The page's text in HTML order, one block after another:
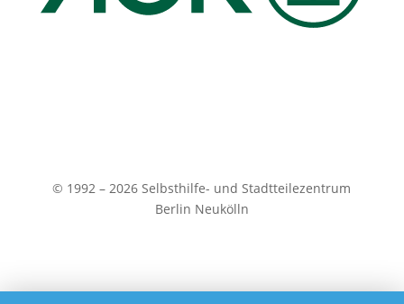
© 1992 – 2026 Selbsthilfe- und Stadtteilezentrum
Berlin Neukölln